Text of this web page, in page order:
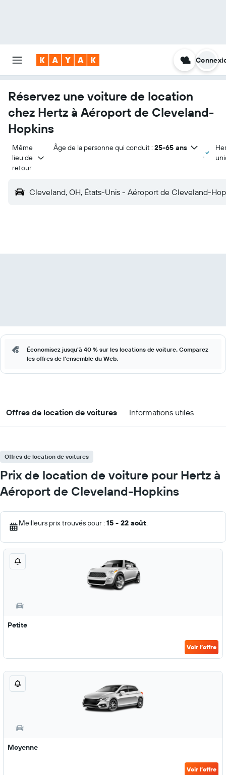
Réservez une voiture de location
chez Hertz à Aéroport de Cleveland-
Hopkins
Même
lieu de
retour
Âge de la personne qui conduit : 25-65 ans
Cleveland, OH, États-Unis - Aéroport de Cleveland-
Économisez jusqu'à 40 % sur les locations de voiture. Comparez
les offres de l'ensemble du Web.
Offres de location de voitures Informations utiles
Offres de location de voitures
Prix de location de voiture pour Hertz à
Aéroport de Cleveland-Hopkins
Meilleurs prix trouvés pour : 15 - 22 août.
Petite
Voir l’offre
Moyenne
Voir l’offre